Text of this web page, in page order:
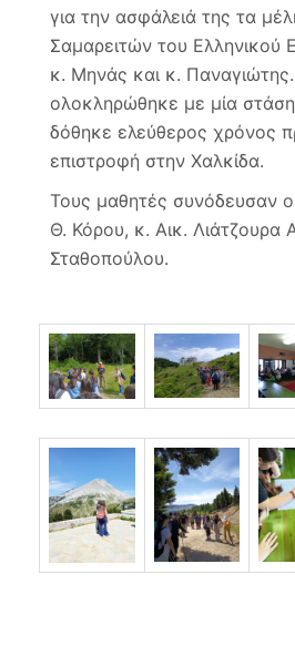
για την ασφάλειά της τα
Σαμαρειτών του Ελληνικού
κ. Μηνάς και κ.
ολοκληρώθηκε με μία
δόθηκε ελεύθερος χρόνος
επιστροφή στην Χαλκίδα.
Τους μαθητές συνόδευσαν
Θ. Κόρου, κ. Αικ. Λιάτζουρα
Σταθοπούλου.